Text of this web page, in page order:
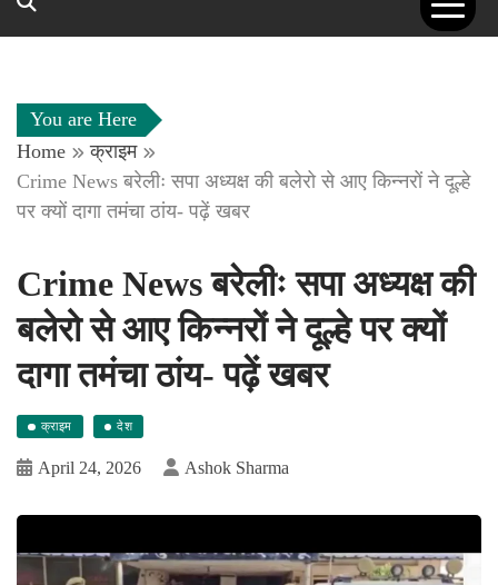
You are Here
Home
क्राइम
Crime News बरेलीः सपा अध्यक्ष की बलेरो से आए किन्नरों ने दूल्हे
पर क्यों दागा तमंचा ठांय- पढ़ें खबर
Crime News बरेलीः सपा अध्यक्ष की
बलेरो से आए किन्नरों ने दूल्हे पर क्यों
दागा तमंचा ठांय- पढ़ें खबर
क्राइम देश
April 24, 2026 Ashok Sharma